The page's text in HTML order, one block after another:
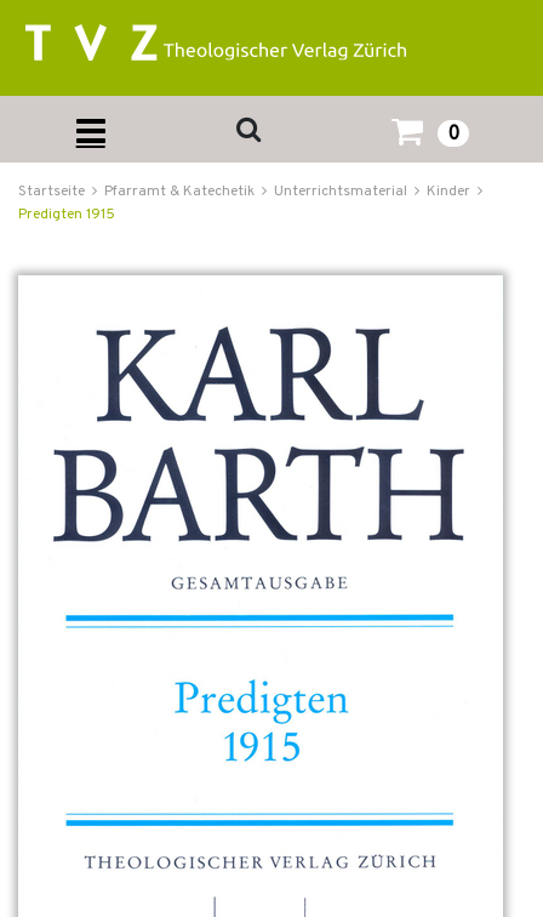
0
Startseite Pfarramt & Katechetik Unterrichtsmaterial
Kinder
Predigten 1915